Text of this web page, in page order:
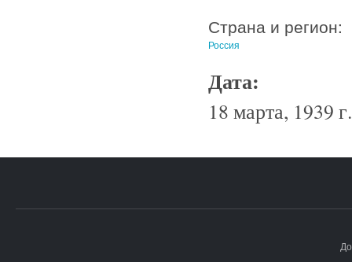
Страна и регион:
Россия
Дата:
18 марта, 1939 г.